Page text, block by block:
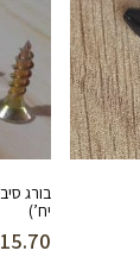
יח’)
15.70